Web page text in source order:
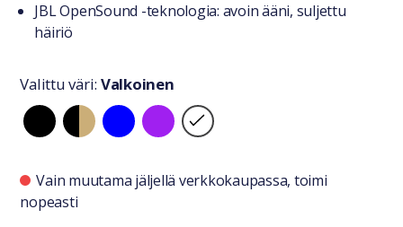
JBL OpenSound -teknologia: avoin ääni, suljettu
häiriö
Valitse väri
Valittu väri: Valkoinen
Saatavuustiedot
Vain muutama jäljellä verkkokaupassa, toimi
nopeasti